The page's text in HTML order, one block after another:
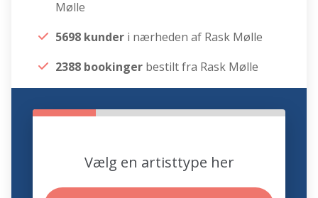
Mølle
5698 kunder i nærheden af Rask Mølle
2388 bookinger bestilt fra Rask Mølle
Vælg en artisttype her